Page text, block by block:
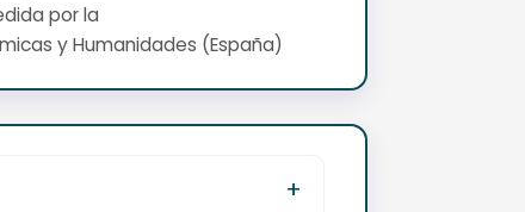
por la
y Humanidades (España)